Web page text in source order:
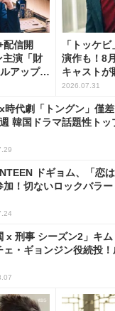
配信開
主演「財
アップし
「トッケ
演作も！8
キャストが
マ」5選
2026.07.31
時代劇「トングン」僅
韓国ドラマ話題性トッ
ドギョム、「恋
加！切ないロックバラ
x 刑事 シーズン2」キ
ェ・ギョンジン役続投